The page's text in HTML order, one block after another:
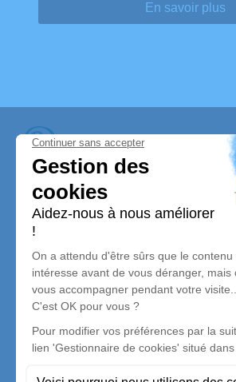
En savoir plus
Pompes Funèbres Diffiné
Nos équipes vous aident à honorer
son souvenir dans le respect de ses
son dernier voyage.
Nos agences
Pompes Funèbres DIFFINÉ
03 88 89 31 25
pfdoff@orange.fr
5 Rue du Lin - 67580 - Mertzwiller